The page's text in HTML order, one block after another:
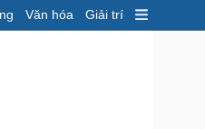
Văn hóa Giải trí